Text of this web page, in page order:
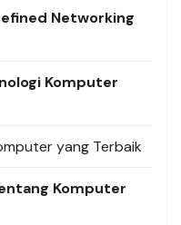
Networking
Komputer
yang Terbaik
Komputer